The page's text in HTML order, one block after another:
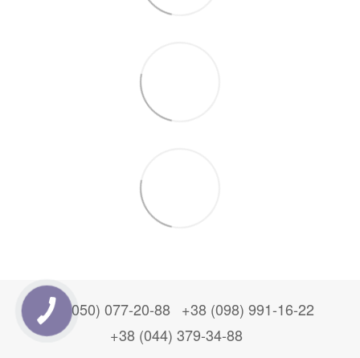
+38 (050) 077-20-88 +38 (098) 991-16-22
+38 (044) 379-34-88